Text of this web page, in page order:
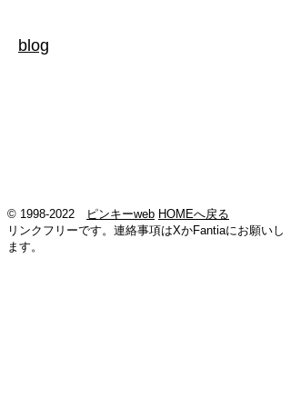
blog
© 1998-2022 ピンキーweb HOMEへ戻る
リンクフリーです。連絡事項はXかFantiaにお願いし
ます。